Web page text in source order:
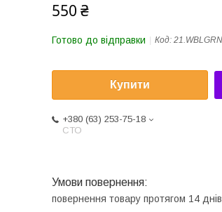
550 ₴
Готово до відправки Код:
Купити
+380 (63) 253-75-18
СТО
повернення товару протягом 14 днів